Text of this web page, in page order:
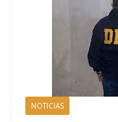
NOTICIAS